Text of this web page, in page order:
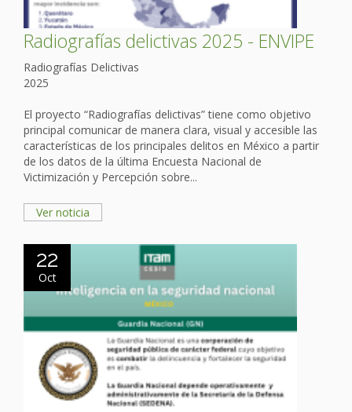
Radiografías delictivas 2025 - ENVIPE
Radiografías Delictivas
2025
El proyecto “Radiografías delictivas” tiene como objetivo
principal comunicar de manera clara, visual y accesible las
características de los principales delitos en México a partir
de los datos de la última Encuesta Nacional de
Victimización y Percepción sobre...
Ver noticia
22
Oct